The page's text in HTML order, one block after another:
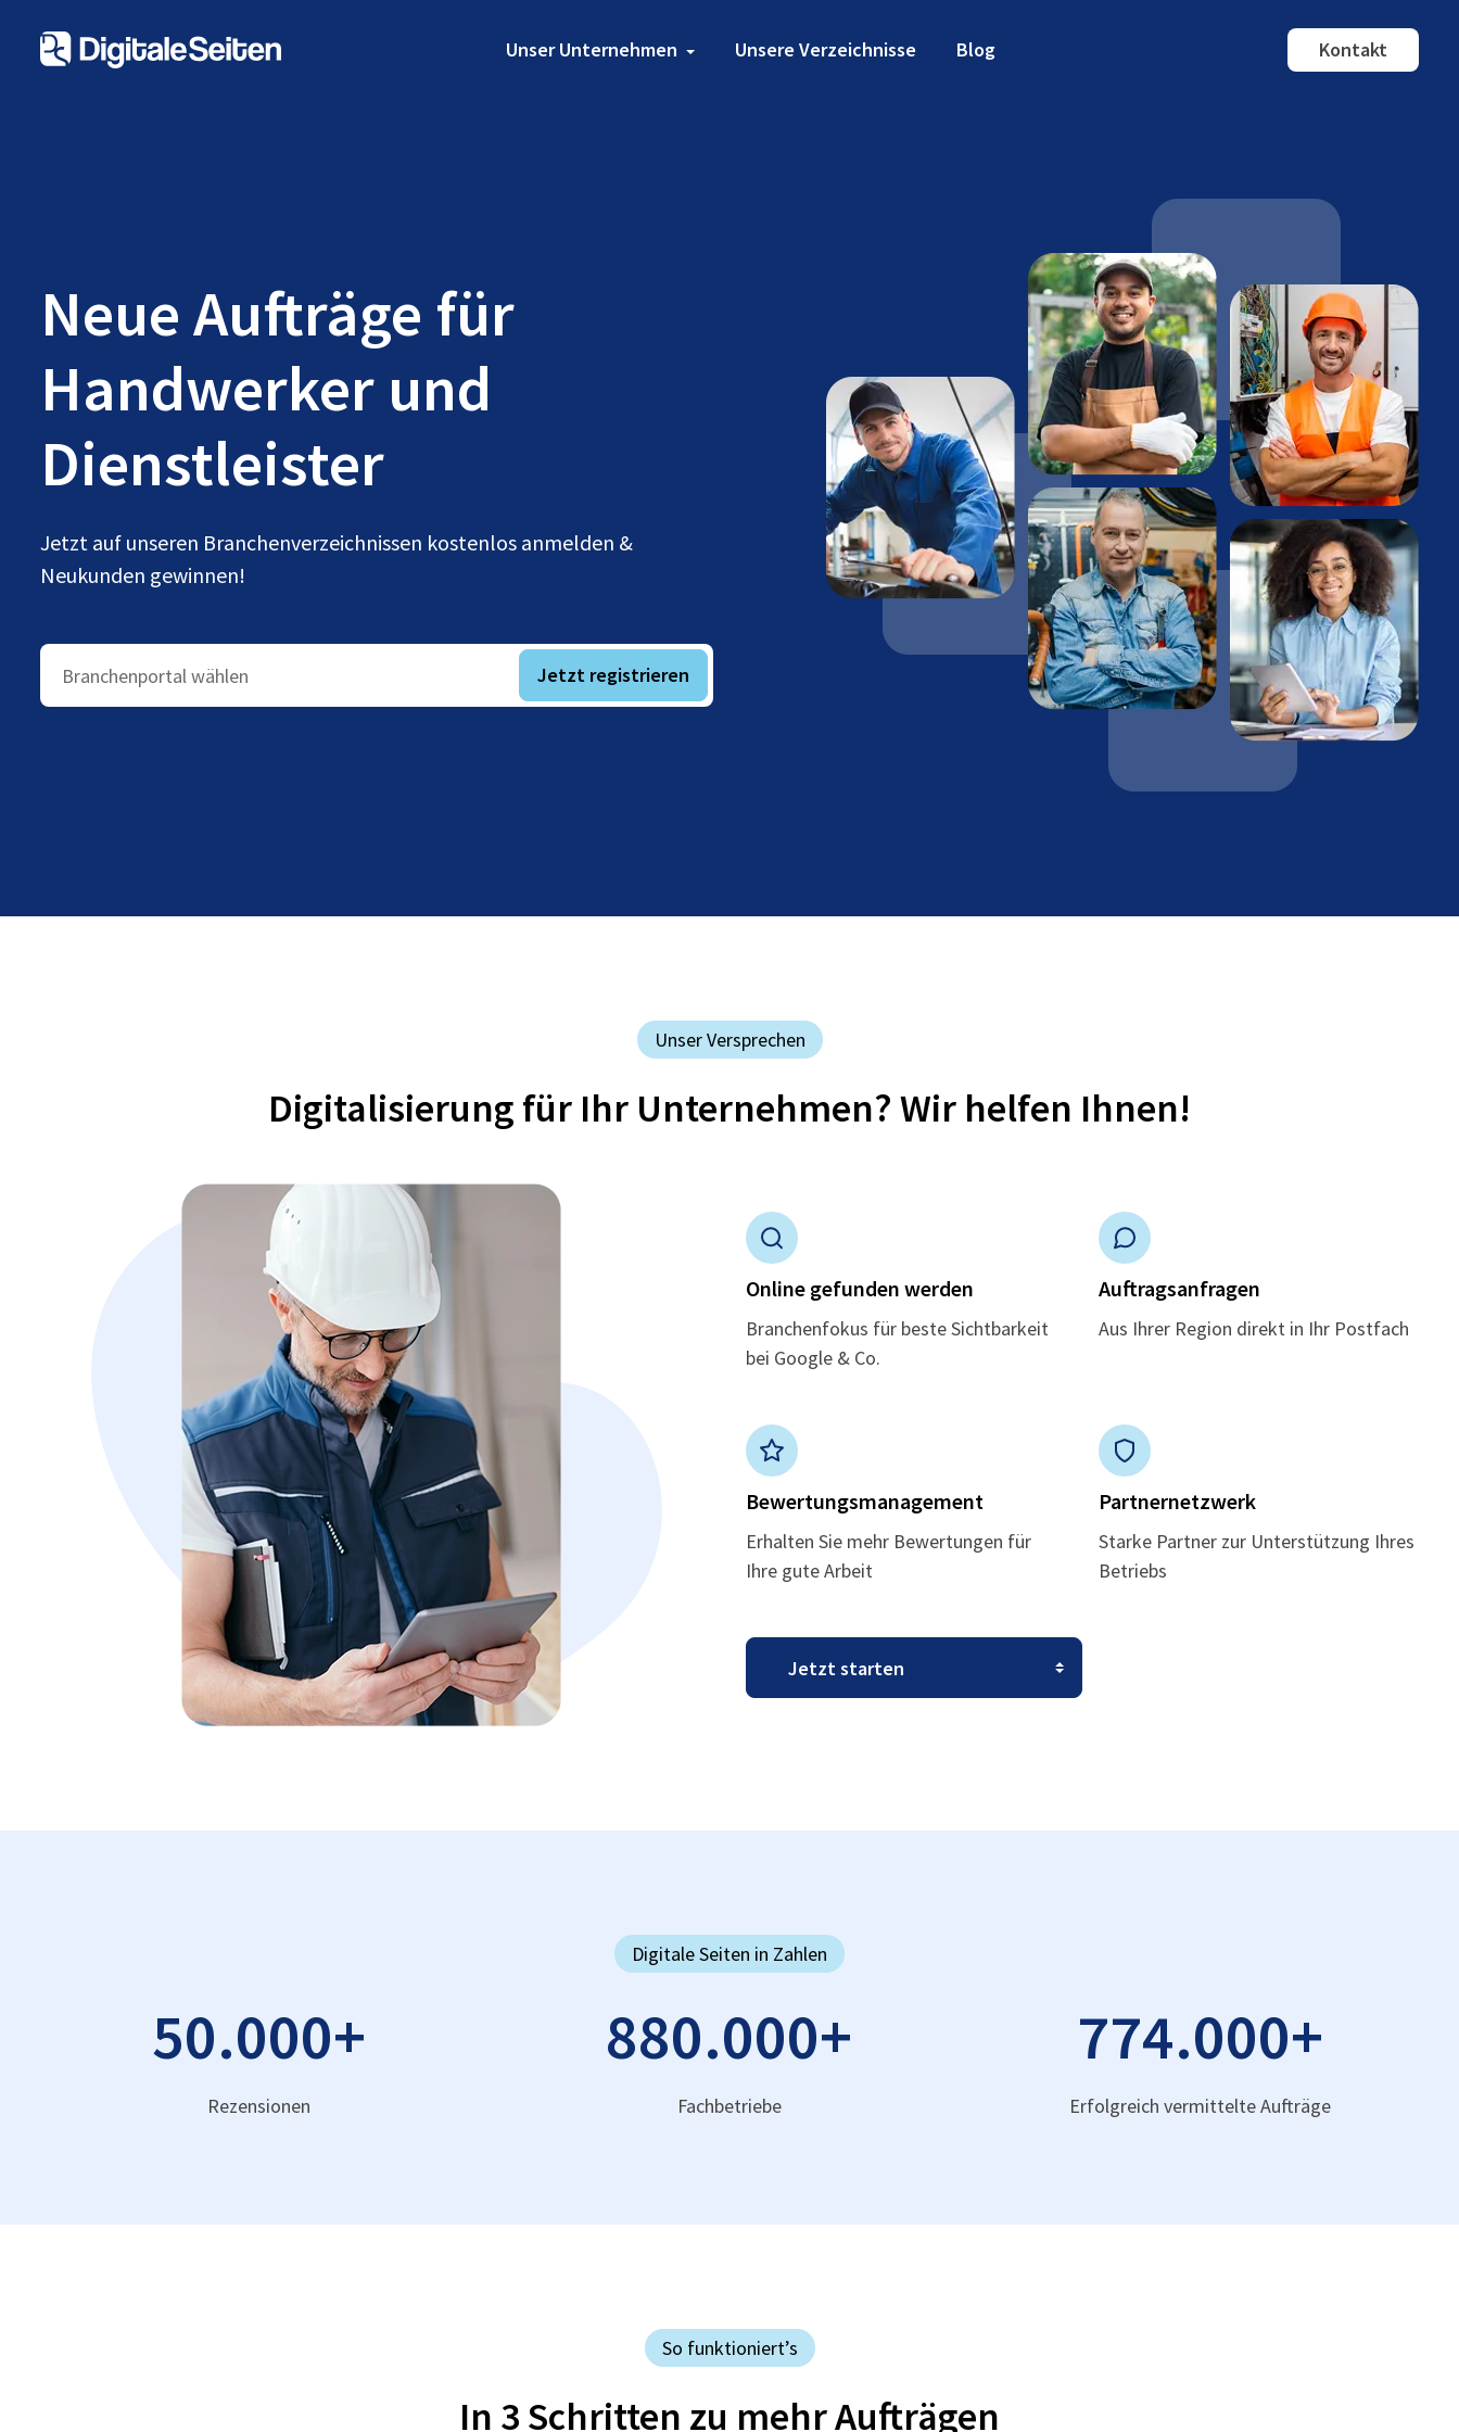
Unser Unternehmen Unsere Verzeichnisse Blog Kontakt
Neue Aufträge für
Handwerker und
Dienstleister
Jetzt auf unseren Branchenverzeichnissen kostenlos anmelden &
Neukunden gewinnen!
Branchenportal wählen Jetzt registrieren
Unser Versprechen
Digitalisierung für Ihr Unternehmen? Wir helfen Ihnen!
Online gefunden werden
Branchenfokus für beste Sichtbarkeit
bei Google & Co.
Auftragsanfragen
Aus Ihrer Region direkt in Ihr Postfach
Bewertungsmanagement
Erhalten Sie mehr Bewertungen für
Ihre gute Arbeit
Partnernetzwerk
Starke Partner zur Unterstützung Ihres
Betriebs
Digitale Seiten in Zahlen
50.000+
Rezensionen
880.000+
Fachbetriebe
774.000+
Erfolgreich vermittelte Aufträge
So funktioniert’s
In 3 Schritten zu mehr Aufträgen